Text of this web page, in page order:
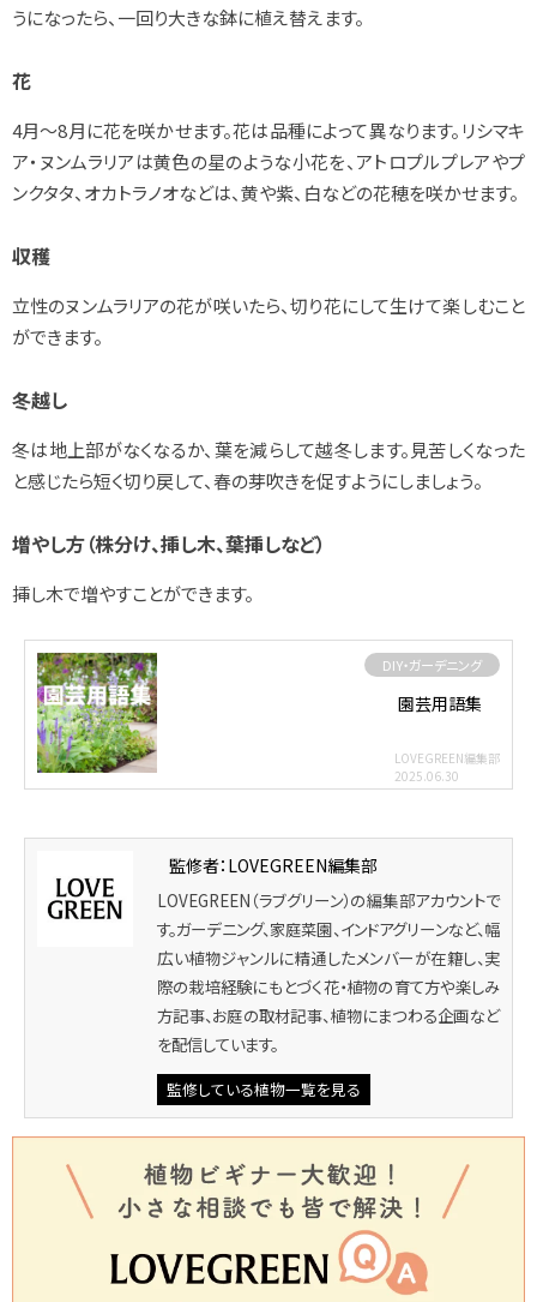
うになったら、一回り大きな鉢に植え替えます。
花
4月～8月に花を咲かせます。花は品種によって異なります。リシマキ
ア・ヌンムラリアは黄色の星のような小花を、アトロプルプレアやプ
ンクタタ、オカトラノオなどは、黄や紫、白などの花穂を咲かせます。
収穫
立性のヌンムラリアの花が咲いたら、切り花にして生けて楽しむこと
ができます。
冬越し
冬は地上部がなくなるか、葉を減らして越冬します。見苦しくなった
と感じたら短く切り戻して、春の芽吹きを促すようにしましょう。
増やし方（株分け、挿し木、葉挿しなど）
挿し木で増やすことができます。
DIY・ガーデニング
園芸用語集
LOVEGREEN編集部
2025.06.30
監修者：LOVEGREEN編集部
LOVEGREEN（ラブグリーン）の編集部アカウントで
す。ガーデニング、家庭菜園、インドアグリーンなど、幅
広い植物ジャンルに精通したメンバーが在籍し、実
際の栽培経験にもとづく花・植物の育て方や楽しみ
方記事、お庭の取材記事、植物にまつわる企画など
を配信しています。
監修している植物一覧を見る